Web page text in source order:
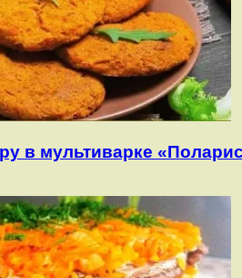
в мультиварке